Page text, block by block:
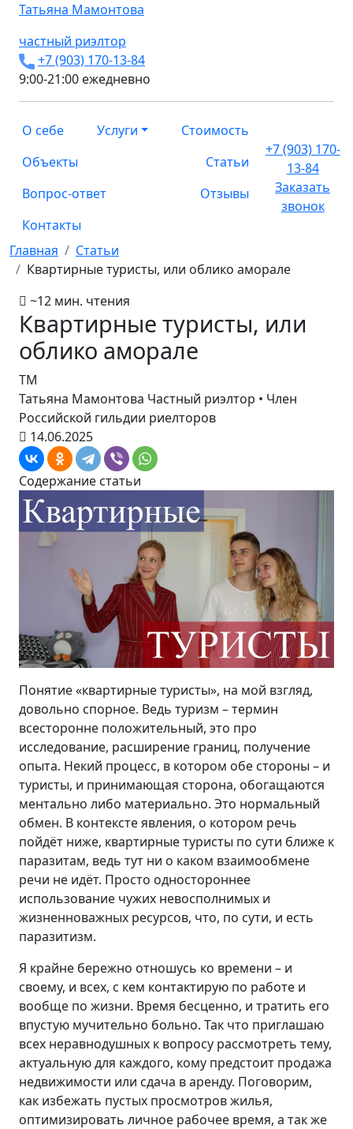
Татьяна Мамонтова
частный риэлтор
+7 (903) 170-13-84
9:00-21:00 ежедневно
О себе Услуги
Стоимость
Объекты
Статьи
Вопрос-ответ
Отзывы
Контакты
+7 (903) 170-
13-84
Заказать
звонок
Главная
Статьи
Квартирные туристы, или облико аморале
~12 мин. чтения
Квартирные туристы, или
облико аморале
ТМ
Татьяна Мамонтова Частный риэлтор • Член
Российской гильдии риелторов
14.06.2025
Содержание статьи
Понятие «квартирные туристы», на мой взгляд,
довольно спорное. Ведь туризм – термин
всесторонне положительный, это про
исследование, расширение границ, получение
опыта. Некий процесс, в котором обе стороны – и
туристы, и принимающая сторона, обогащаются
ментально либо материально. Это нормальный
обмен. В контексте явления, о котором речь
пойдёт ниже, квартирные туристы по сути ближе к
паразитам, ведь тут ни о каком взаимообмене
речи не идёт. Просто одностороннее
использование чужих невосполнимых и
жизненноважных ресурсов, что, по сути, и есть
паразитизм.
Я крайне бережно отношусь ко времени – и
своему, и всех, с кем контактирую по работе и
вообще по жизни. Время бесценно, и тратить его
впустую мучительно больно. Так что приглашаю
всех неравнодушных к вопросу рассмотреть тему,
актуальную для каждого, кому предстоит продажа
недвижимости или сдача в аренду. Поговорим,
как избежать пустых просмотров жилья,
оптимизировать личное рабочее время, а так же